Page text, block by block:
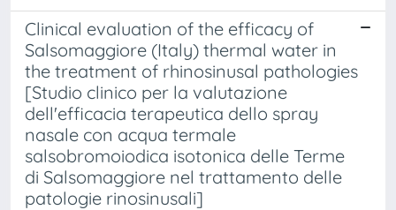
Clinical evaluation of the efficacy of
Salsomaggiore (Italy) thermal water in
the treatment of rhinosinusal pathologies
[Studio clinico per la valutazione
dell'efficacia terapeutica dello spray
nasale con acqua termale
salsobromoiodica isotonica delle Terme
di Salsomaggiore nel trattamento delle
patologie rinosinusali]